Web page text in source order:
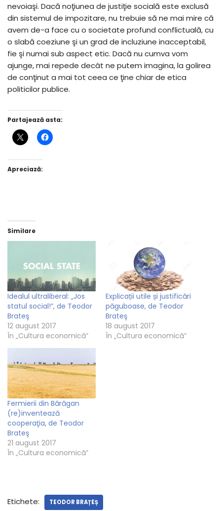
nevoiaşi. Dacă noţiunea de justiţie socială este exclusă
din sistemul de impozitare, nu trebuie să ne mai mire că
avem de-a face cu o societate profund conflictuală, cu
o slabă coeziune şi un grad de incluziune inacceptabil,
fie şi numai sub aspect etic. Dacă nu cumva vom
ajunge, mai repede decât ne putem imagina, la golirea
de conţinut a mai tot ceea ce ţine chiar de etica
politicilor publice.
Partajează asta:
Apreciază:
Similare
Idealul ultraliberal: „Jos
statul social!”, de Teodor
Brateş
12 august 2017
În „Cultura economică”
Explicații utile și justificări
păguboase, de Teodor
Brateş
18 august 2017
În „Cultura economică”
Fermierii din Bărăgan
(re)inventează
cooperaţia, de Teodor
Brateş
21 august 2017
În „Cultura economică”
Etichete: TEODOR BRAȚEȘ